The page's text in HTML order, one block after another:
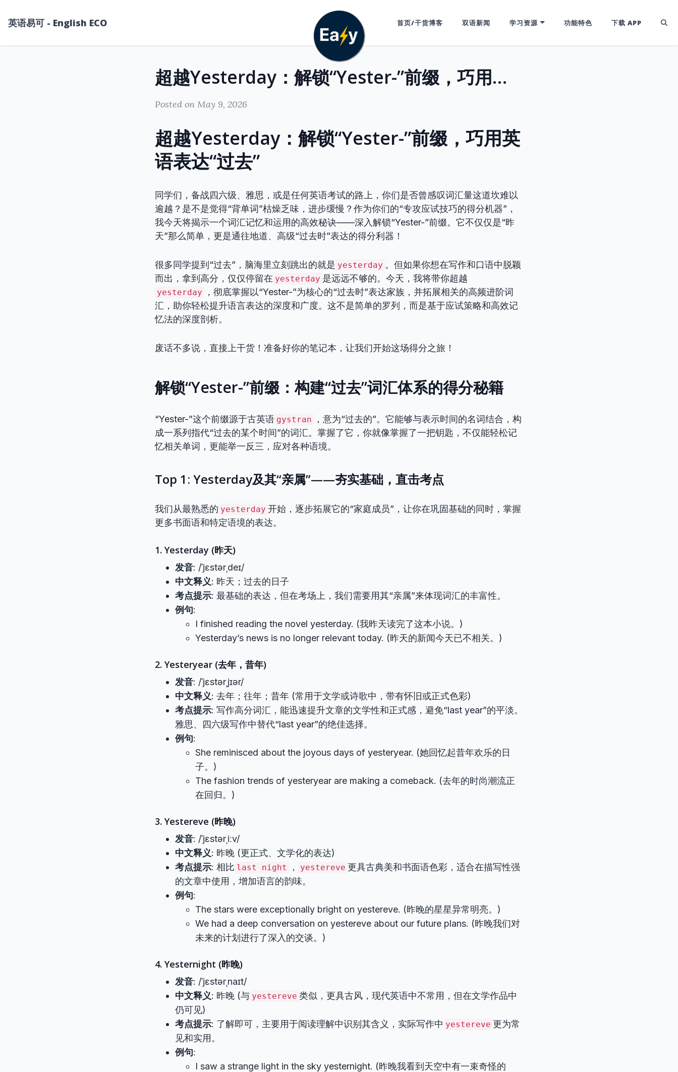
英语易可 - English ECO 首页/干货博客 双语新闻 学习资源 功能特色 下载 APP
超越Yesterday：解锁“Yester-”前缀，巧用英语表达“过去”
Posted on May 9, 2026
超越Yesterday：解锁“Yester-”前缀，巧用英
语表达“过去”
同学们，备战四六级、雅思，或是任何英语考试的路上，你们是否曾感叹词汇量这道坎难以
逾越？是不是觉得“背单词”枯燥乏味，进步缓慢？作为你们的“专攻应试技巧的得分机器”，
我今天将揭示一个词汇记忆和运用的高效秘诀——深入解锁“Yester-”前缀。它不仅仅是“昨
天”那么简单，更是通往地道、高级“过去时”表达的得分利器！
很多同学提到“过去”，脑海里立刻跳出的就是 yesterday 。但如果你想在写作和口语中脱颖
而出，拿到高分，仅仅停留在 yesterday 是远远不够的。今天，我将带你超越
yesterday
，彻底掌握以“Yester-”为核心的“过去时”表达家族，并拓展相关的高频进阶词
汇，助你轻松提升语言表达的深度和广度。这不是简单的罗列，而是基于应试策略和高效记
忆法的深度剖析。
废话不多说，直接上干货！准备好你的笔记本，让我们开始这场得分之旅！
解锁“Yester-”前缀：构建“过去”词汇体系的得分秘籍
“Yester-”这个前缀源于古英语 gystran
，意为“过去的”。它能够与表示时间的名词结合，构
成一系列指代“过去的某个时间”的词汇。掌握了它，你就像掌握了一把钥匙，不仅能轻松记
忆相关单词，更能举一反三，应对各种语境。
Top 1: Yesterday及其“亲属”——夯实基础，直击考点
我们从最熟悉的 yesterday 开始，逐步拓展它的“家庭成员”，让你在巩固基础的同时，掌握
更多书面语和特定语境的表达。
1. Yesterday (昨天)
发音: /ˈjɛstərˌdeɪ/
中文释义: 昨天；过去的日子
考点提示: 最基础的表达，但在考场上，我们需要用其“亲属”来体现词汇的丰富性。
例句:
I finished reading the novel yesterday. (我昨天读完了这本小说。)
Yesterday’s news is no longer relevant today. (昨天的新闻今天已不相关。)
2. Yesteryear (去年，昔年)
发音: /ˈjɛstərˌjɪər/
中文释义: 去年；往年；昔年 (常用于文学或诗歌中，带有怀旧或正式色彩)
考点提示: 写作高分词汇，能迅速提升文章的文学性和正式感，避免“last year”的平淡。
雅思、四六级写作中替代“last year”的绝佳选择。
例句:
She reminisced about the joyous days of yesteryear. (她回忆起昔年欢乐的日
子。)
The fashion trends of yesteryear are making a comeback. (去年的时尚潮流正
在回归。)
3. Yestereve (昨晚)
发音: /ˈjɛstərˌiːv/
中文释义: 昨晚 (更正式、文学化的表达)
考点提示: 相比 last night ， yestereve 更具古典美和书面语色彩，适合在描写性强
的文章中使用，增加语言的韵味。
例句:
The stars were exceptionally bright on yestereve. (昨晚的星星异常明亮。)
We had a deep conversation on yestereve about our future plans. (昨晚我们对
未来的计划进行了深入的交谈。)
4. Yesternight (昨晚)
发音: /ˈjɛstərˌnaɪt/
中文释义: 昨晚 (与 yestereve 类似，更具古风，现代英语中不常用，但在文学作品中
仍可见)
考点提示: 了解即可，主要用于阅读理解中识别其含义，实际写作中 yestereve 更为常
见和实用。
例句:
I saw a strange light in the sky yesternight. (昨晚我看到天空中有一束奇怪的